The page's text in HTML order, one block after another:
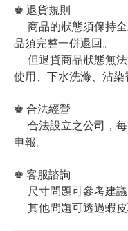
♚ 退貨規則
商品的狀態須保持
品須完整一併退回。
但退貨商品狀態無
使用、下水洗滌、沾染
♚ 合法經營
合法設立之公司，
申報。
♚ 客服諮詢
尺寸問題可參考建議
其他問題可透過蝦皮